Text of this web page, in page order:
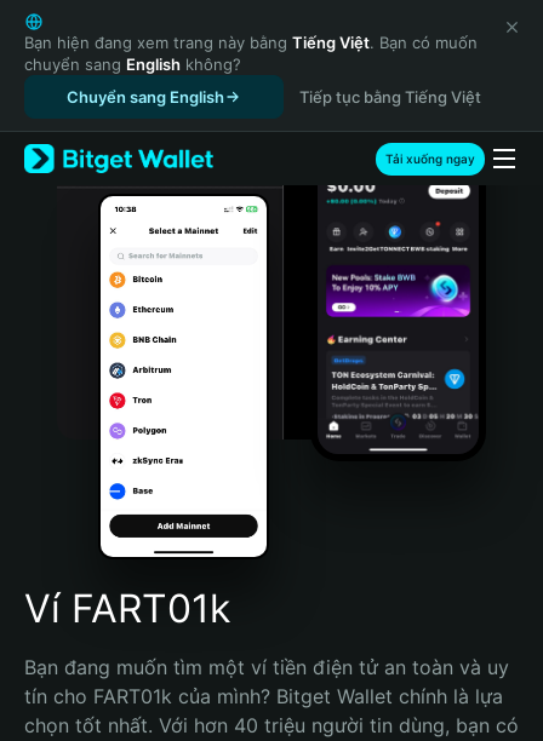
English
日本語
Tiếng Việt
Русский
Español (Latinoamérica)
Türkçe
Italiano
Português (Portugal)
Bahasa Indonesia
Português (Brasil)
Español (Argentina)
Bạn hiện đang xem trang này bằng Tiếng Việt. Bạn có muốn
chuyển sang English không?
Chuyển sang English
Tiếp tục bằng Tiếng Việt
Tải xuống ngay
Ví FART01k
Bạn đang muốn tìm một ví tiền điện tử an toàn và uy
tín cho FART01k của mình? Bitget Wallet chính là lựa
chọn tốt nhất. Với hơn 40 triệu người tin dùng, bạn có